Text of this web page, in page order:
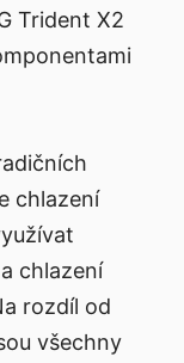
Trident X2
chlazení
chlazení
rozdíl od
všechny